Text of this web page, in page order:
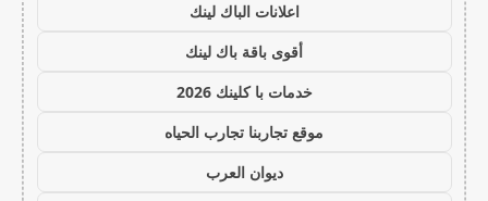
اعلانات الباك لينك
أقوى باقة باك لينك
خدمات با كلينك 2026
موقع تجاربنا تجارب الحياه
ديوان العرب